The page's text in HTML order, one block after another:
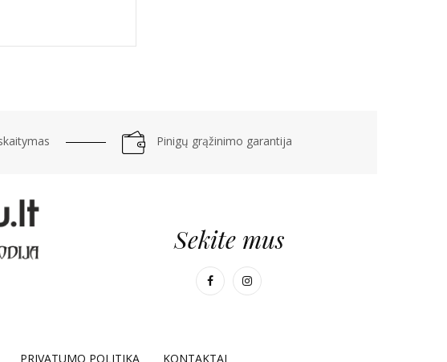
Pinigų grąžinimo garantija
Sekite mus
PRIVATUMO POLITIKA KONTAKTAI